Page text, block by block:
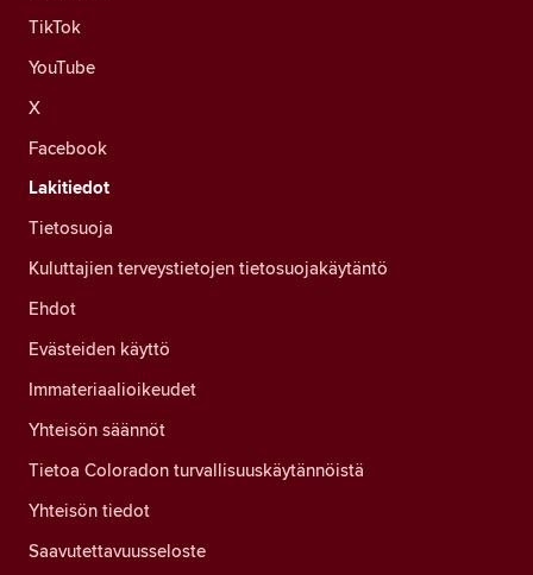
TikTok
YouTube
X
Facebook
Lakitiedot
Tietosuoja
Kuluttajien terveystietojen tietosuojakäytäntö
Ehdot
Evästeiden käyttö
Immateriaalioikeudet
Yhteisön säännöt
Tietoa Coloradon turvallisuuskäytännöistä
Yhteisön tiedot
Saavutettavuusseloste